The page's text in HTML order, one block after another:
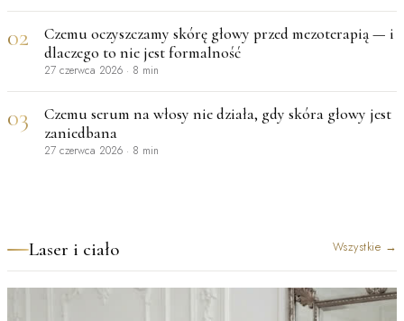
02
Czemu oczyszczamy skórę głowy przed mezoterapią — i
dlaczego to nie jest formalność
27 czerwca 2026 · 8 min
03
Czemu serum na włosy nie działa, gdy skóra głowy jest
zaniedbana
27 czerwca 2026 · 8 min
Laser i ciało Wszystkie →